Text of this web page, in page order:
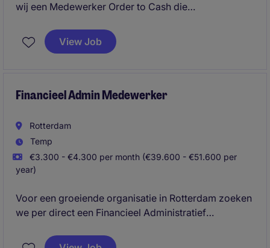
wij een Medewerker Order to Cash die
klantcontact en het opvolgen van openstaande
facturen. Je combineert operationele
View Job
Financieel Admin Medewerker
Rotterdam
Temp
€3.300 - €4.300 per month (€39.600 - €51.600 per
year)
Voor een groeiende organisatie in Rotterdam zoeken
we per direct een Financieel Administratief
ondersteuning van de financiële administratie. Je